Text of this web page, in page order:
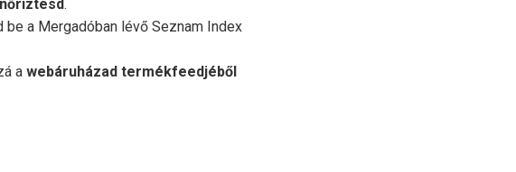
.
be a Mergadóban lévő Seznam Index
a webáruházad termékfeedjéből